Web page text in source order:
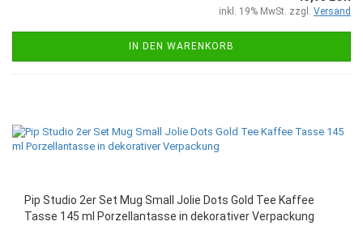
inkl. 19% MwSt. zzgl. Versand
IN DEN WARENKORB
Pip Studio 2er Set Mug Small Jolie Dots Gold Tee Kaffee
Tasse 145 ml Porzellantasse in dekorativer Verpackung